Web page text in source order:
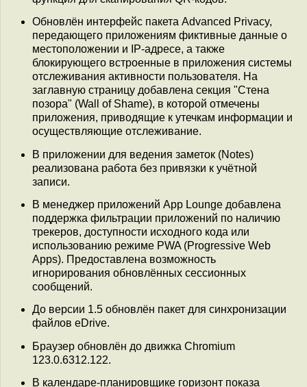
Обновлён интерфейс пакета Advanced Privacy,
передающего приложениям фиктивные данные о
местоположении и IP-адресе, а также
блокирующего встроенные в приложения системы
отслеживания активности пользователя. На
заглавную страницу добавлена секция "Стена
позора" (Wall of Shame), в которой отмечены
приложения, приводящие к утечкам информации и
осуществляющие отслеживание.
В приложении для ведения заметок (Notes)
реализована работа без привязки к учётной
записи.
В менеджер приложений App Lounge добавлена
поддержка фильтрации приложений по наличию
трекеров, доступности исходного кода или
использованию режиме PWA (Progressive Web
Apps). Предоставлена возможность
игнорирования обновлённых сессионных
сообщений.
До версии 1.5 обновлён пакет для синхронизации
файлов eDrive.
Браузер обновлён до движка Chromium
123.0.6312.122.
В календаре-планировщике горизонт показа